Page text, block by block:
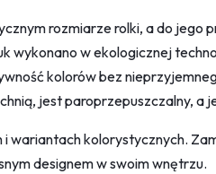
rozmiarze rolki, a do jego
wykonano w ekologicznej
kolorów bez
jest paroprzepuszczalny, a
i wariantach kolorystycznych.
designem w swoim wnętrzu.